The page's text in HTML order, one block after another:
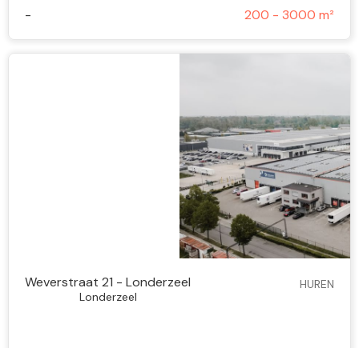
- 200 - 3000 m²
Weverstraat 21 - Londerzeel
Londerzeel
HUREN